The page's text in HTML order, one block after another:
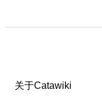
关于Catawiki